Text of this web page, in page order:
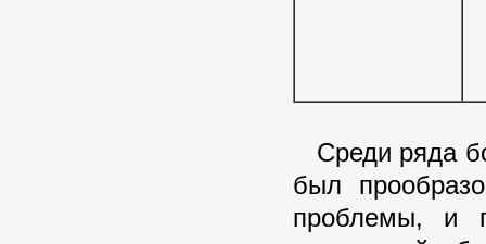
Среди ряда
был
проблемы, и